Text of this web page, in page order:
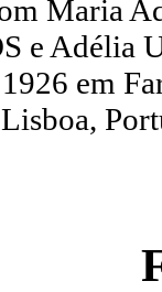
Maria
e Adélia
em